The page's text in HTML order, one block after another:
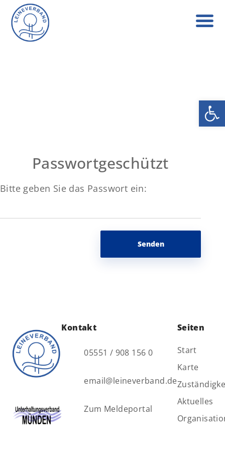
Passwortgeschützt
Senden
Kontakt
05551 / 908 156 0
email@leineverband.de
Zum Meldeportal
Seiten
Start
Karte
Aktuelles